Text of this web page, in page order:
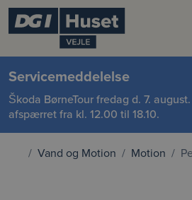
Servicemeddelelse
Škoda BørneTour fredag d. 7.
afspærret fra kl. 12.00 til 18.10.
Vand og Motion Motion